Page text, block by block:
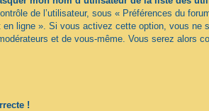
de l’utilisateur, sous « Préférences du
en ligne ». Si vous activez cette option, vous ne
et de vous-même. Vous serez alors
!